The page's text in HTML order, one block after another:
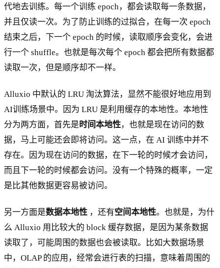
代地去训练。每一个训练 epoch，都会读取每一条数据，
并且仅读一次。为了防止训练的过拟合，在每一次 epoch
结束之后，下一个 epoch 的时候，读取顺序会变化，会进
行一个 shuffle。也就是每次每个 epoch 都会把所有数据都
读取一次，但是顺序却不一样。
Alluxio 中默认的 LRU 淘汰算法，显然不能很好地应用到
AI训练场景中。因为 LRU 是利用缓存的本地性。本地性
分为两方面，首先是时间本地性，也就是现在访问的数
据，马上可能还会即将访问。这一点，在 AI 训练中并不
存在。因为现在访问的数据，在下一轮的时候才会访问，
而且下一轮的时候都会访问。没有一个特殊的概率，一定
是比其他数据更容易被访问。
另一方面是数据本地性 ，还有空间本地性。也就是，为什
么 Alluxio 用比较大的 block 缓存数据，是因为某条数据
读取了，可能周围的数据也会被读取。比如大数据场景
中，OLAP 的应用，经常会进行表的扫描，意味着周围的